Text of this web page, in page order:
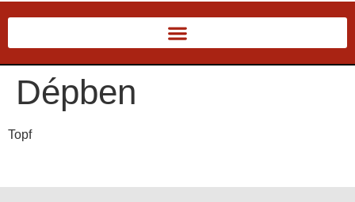
Dépben
Topf